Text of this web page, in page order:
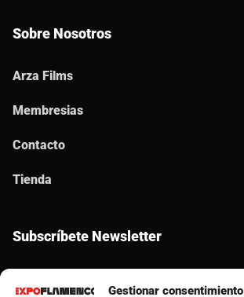
Gestionar consentimiento
Sobre Nosotros
Arza Films
Membresias
Contacto
Tienda
Subscríbete Newsletter